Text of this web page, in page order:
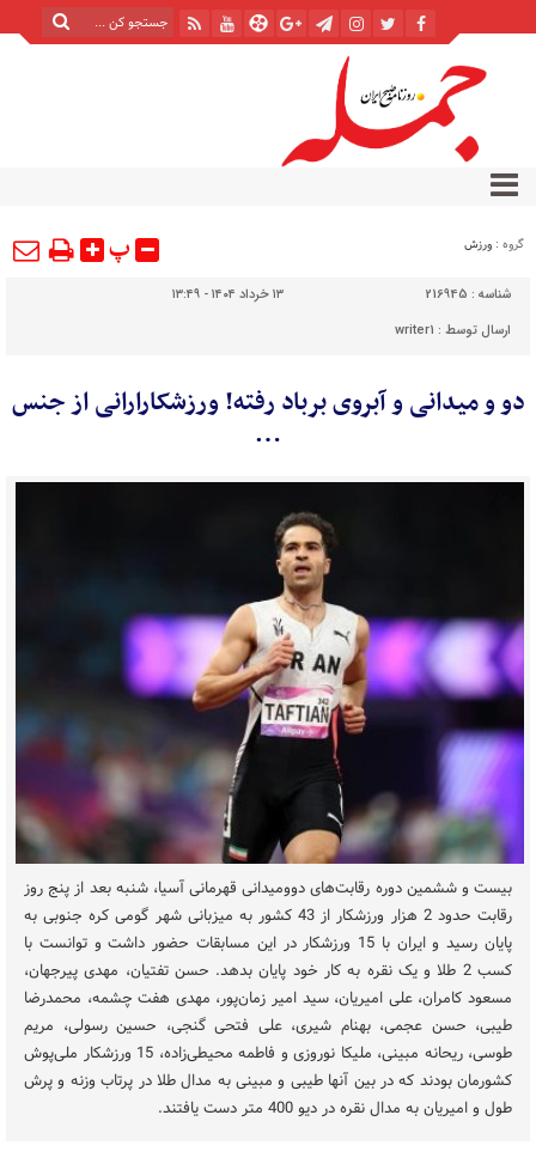
گروه : ورزش پ
شناسه : 216945
۱۳ خرداد ۱۴۰۴ - ۱۳:۴۹
ارسال توسط : writer1
دو و میدانی و آبروی برباد رفته! ورزشکارارانی از جنس
…
بیست و ششمین دوره رقابت‌های دوومیدانی قهرمانی آسیا، شنبه بعد از پنج روز
رقابت حدود 2 هزار ورزشکار از 43 کشور به میزبانی شهر گومی کره جنوبی به
پایان رسید و ایران با 15 ورزشکار در این مسابقات حضور داشت و توانست با
کسب 2 طلا و یک نقره به کار خود پایان بدهد. حسن تفتیان، مهدی پیرجهان،
مسعود کامران، علی امیریان، سید امیر زمان‌پور، مهدی هفت چشمه، محمدرضا
طیبی، حسن عجمی، بهنام شیری، علی فتحی گنجی، حسین رسولی، مریم
طوسی، ریحانه مبینی، ملیکا نوروزی و فاطمه محیطی‌زاده، 15 ورزشکار ملی‌پوش
کشورمان بودند که در بین آنها طیبی و مبینی به مدال طلا در پرتاب وزنه و پرش
طول و امیریان به مدال نقره در دیو 400 متر دست یافتند.